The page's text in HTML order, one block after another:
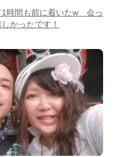
1時間も前に着いたw 会っ
かったです！